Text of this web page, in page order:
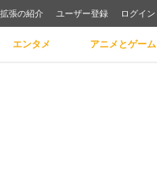
張の紹介 ユーザー登録 ログイン
エンタメ アニメとゲーム